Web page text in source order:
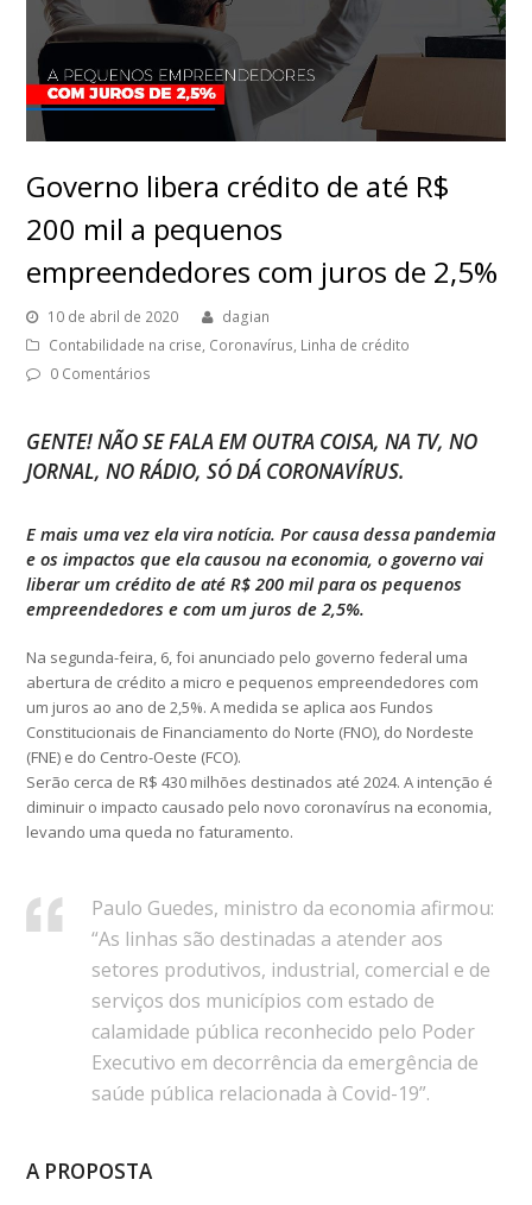
Governo libera crédito de até R$
200 mil a pequenos
empreendedores com juros de 2,5%
10 de abril de 2020
dagian
Contabilidade na crise, Coronavírus, Linha de crédito
0 Comentários
GENTE! NÃO SE FALA EM OUTRA COISA, NA TV, NO
JORNAL, NO RÁDIO, SÓ DÁ CORONAVÍRUS.
E mais uma vez ela vira notícia. Por causa dessa pandemia
e os impactos que ela causou na economia, o governo vai
liberar um crédito de até R$ 200 mil para os pequenos
empreendedores e com um juros de 2,5%.
Na segunda-feira, 6, foi anunciado pelo governo federal uma
abertura de crédito a micro e pequenos empreendedores com
um juros ao ano de 2,5%. A medida se aplica aos Fundos
Constitucionais de Financiamento do Norte (FNO), do Nordeste
(FNE) e do Centro-Oeste (FCO).
Serão cerca de R$ 430 milhões destinados até 2024. A intenção é
diminuir o impacto causado pelo novo coronavírus na economia,
levando uma queda no faturamento.
Paulo Guedes, ministro da economia afirmou:
“As linhas são destinadas a atender aos
setores produtivos, industrial, comercial e de
serviços dos municípios com estado de
calamidade pública reconhecido pelo Poder
Executivo em decorrência da emergência de
saúde pública relacionada à Covid-19”.
A PROPOSTA